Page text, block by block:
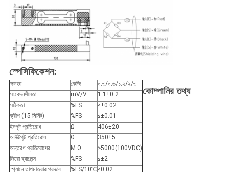
স্পেসিফিকেশন:
ক্ষমতা কেজি
০.৩/০.৬/১.২/২/৩
সংবেদনশীলতা
mV/V
1.1±0.2
সঠিকতা
%FS
≤±0.02
ক্রীপ (15 মিনিট)
%FS
≤±0.01
ইনপুট প্রতিরোধ
Ω
406±20
আউটপুট প্রতিরোধ
Ω
350±5
অন্তরণ প্রতিরোধের
M Ω
≥5000(100VDC)
জিরো ব্যালেন্স
%FS
≤±2
স্প্যানে তাপমাত্রার প্রভাব
%FS/10℃≤0.02
কোম্পানির তথ্য